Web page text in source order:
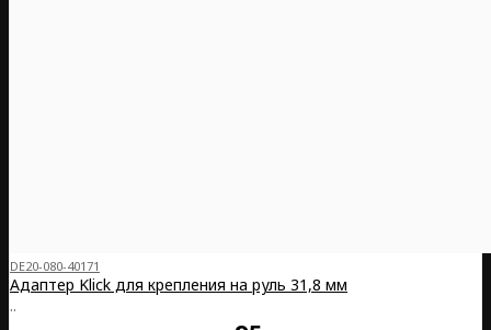
DE20-080-40171
Адаптер Klick для крепления на руль 31,8 мм
..